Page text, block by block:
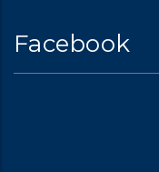
Facebook